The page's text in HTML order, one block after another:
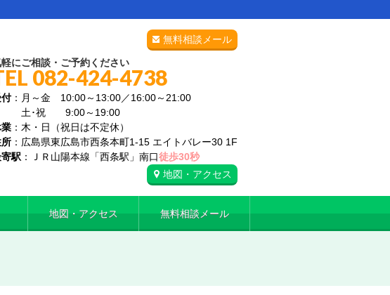
無料相談メール
にご相談・ご予約ください
082-424-4738
：月～金 10:00～13:00／16:00～21:00
･祝 9:00～19:00
：木・日（祝日は不定休）
：広島県東広島市西条本町1-15 エイトバレー30 1F
駅 ：ＪＲ山陽本線「西条駅」南口徒歩30秒
地図・アクセス
地図・アクセス 無料相談メール